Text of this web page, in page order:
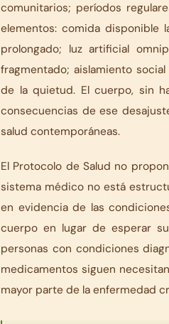
comunitarios; períodos
elementos: comida disponible
prolongado; luz artificial
fragmentado; aislamiento
de la quietud. El cuerpo, sin
consecuencias de ese
salud contemporáneas.
El Protocolo de Salud no
sistema médico no está
en evidencia de las
cuerpo en lugar de esperar
personas con condiciones
medicamentos siguen
mayor parte de la enfermedad